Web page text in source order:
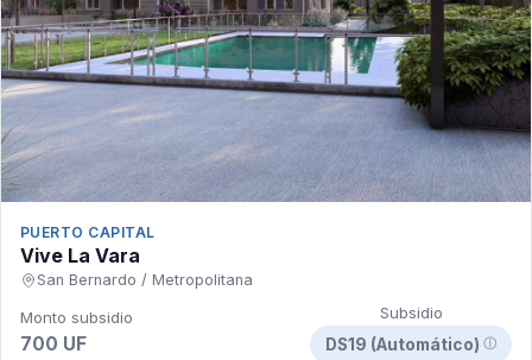
PUERTO CAPITAL
Vive La Vara
San Bernardo / Metropolitana
Monto subsidio
700 UF
Subsidio
DS19 (Automático) ⓘ